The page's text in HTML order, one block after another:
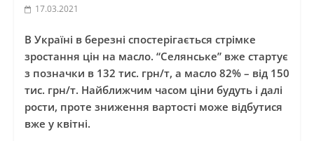
17.03.2021
В Україні в березні спостерігається стрімке
зростання цін на масло. “Селянське” вже стартує
з позначки в 132 тис. грн/т, а масло 82% – від 150
тис. грн/т. Найближчим часом ціни будуть і далі
рости, проте зниження вартості може відбутися
вже у квітні.